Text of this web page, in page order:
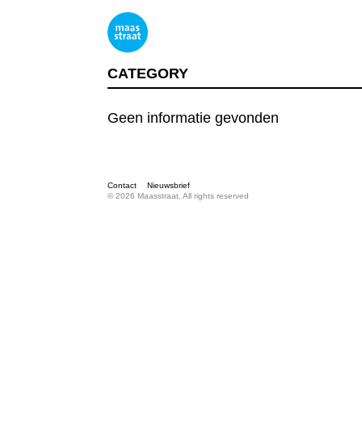
CATEGORY
Geen informatie gevonden
Contact
Nieuwsbrief
© 2026 Maasstraat, All rights reserved